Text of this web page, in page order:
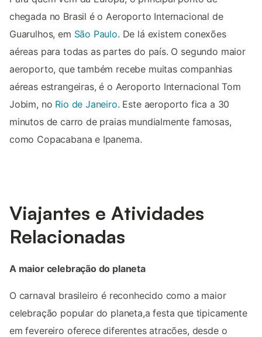
chegada no Brasil é o Aeroporto Internacional de
Guarulhos, em São Paulo. De lá existem conexões
aéreas para todas as partes do país. O segundo maior
aeroporto, que também recebe muitas companhias
aéreas estrangeiras, é o Aeroporto Internacional Tom
Jobim, no Rio de Janeiro. Este aeroporto fica a 30
minutos de carro de praias mundialmente famosas,
como Copacabana e Ipanema.
Viajantes e Atividades
Relacionadas
A maior celebração do planeta
O carnaval brasileiro é reconhecido como a maior
celebração popular do planeta,a festa que tipicamente
em fevereiro oferece diferentes atracões, desde o